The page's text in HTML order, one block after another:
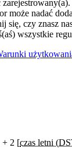
może nadać
się, czy znasz
wszystkie
+ 2 [czas letni